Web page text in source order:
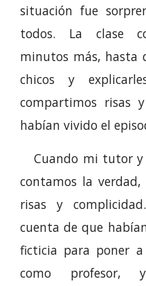
situación fue
todos. La clase
minutos más, hasta
chicos y
compartimos risas
habían vivido el
Cuando mi tutor y
contamos la
risas y
cuenta de que
ficticia para poner
como profesor,